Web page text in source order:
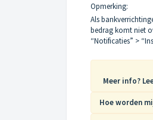
Opmerking:
Als
bedrag komt niet
“Notificaties” >
Meer info?
Hoe worden